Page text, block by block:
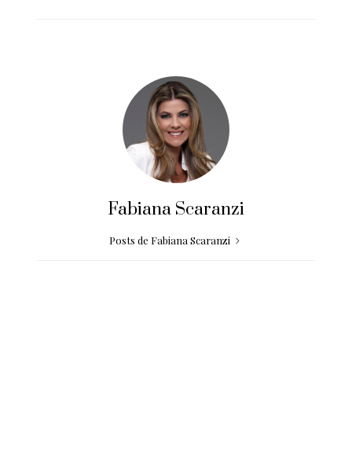
Fabiana Scaranzi
Posts de Fabiana Scaranzi